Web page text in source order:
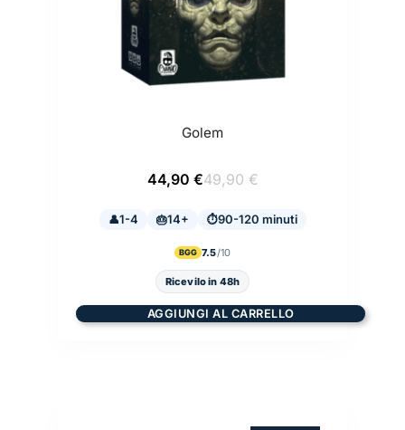
Golem
49,90 €
Il
prezzo
era:
44,90 €Il
prezzo
è:
1-4 14+ 90-120 minuti
BGG 7.5
Ricevilo in 48h
AGGIUNGI AL CARRELLO